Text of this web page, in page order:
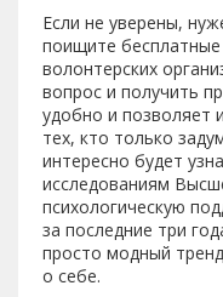
Если не уверены,
поищите бесплатные
волонтерских
вопрос и получить
удобно и позволяет
тех, кто только
интересно будет
исследованиям
психологическую
за последние три
просто модный
о себе.